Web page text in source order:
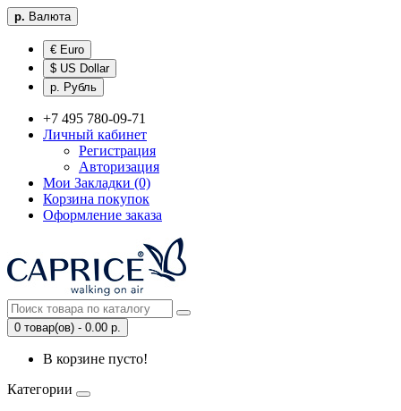
р. Валюта
€ Euro
$ US Dollar
р. Рубль
+7 495 780-09-71
Личный кабинет
Регистрация
Авторизация
Мои Закладки (0)
Корзина покупок
Оформление заказа
0 товар(ов) - 0.00 р.
В корзине пусто!
Категории